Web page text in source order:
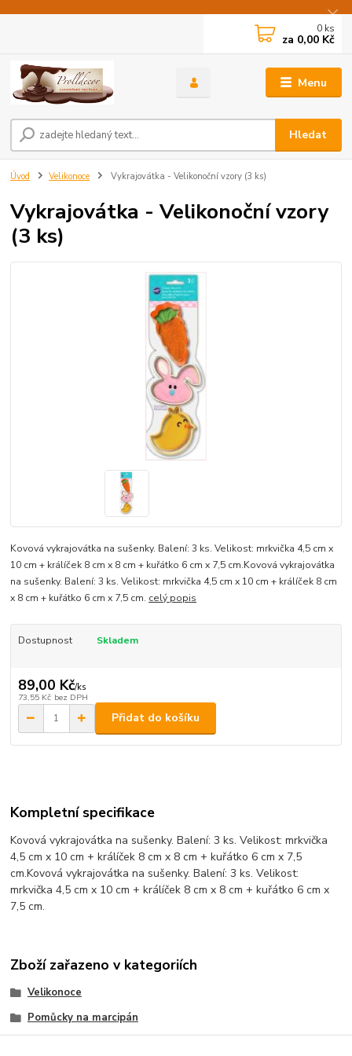
Menu
Hledat
0 ks
za 0,00 Kč
Úvod Velikonoce Vykrajovátka - Velikonoční vzory (3 ks)
Vykrajovátka - Velikonoční vzory
(3 ks)
Kovová vykrajovátka na sušenky. Balení: 3 ks. Velikost: mrkvička 4,5 cm x
10 cm + králíček 8 cm x 8 cm + kuřátko 6 cm x 7,5 cm.Kovová vykrajovátka
na sušenky. Balení: 3 ks. Velikost: mrkvička 4,5 cm x 10 cm + králíček 8 cm
x 8 cm + kuřátko 6 cm x 7,5 cm. celý popis
Dostupnost Skladem
89,00 Kč/ks
73,55 Kč bez DPH
Přidat do košíku
Kompletní specifikace
Kovová vykrajovátka na sušenky. Balení: 3 ks. Velikost: mrkvička
4,5 cm x 10 cm + králíček 8 cm x 8 cm + kuřátko 6 cm x 7,5
cm.Kovová vykrajovátka na sušenky. Balení: 3 ks. Velikost:
mrkvička 4,5 cm x 10 cm + králíček 8 cm x 8 cm + kuřátko 6 cm x
7,5 cm.
Zboží zařazeno v kategoriích
Velikonoce
Pomůcky na marcipán